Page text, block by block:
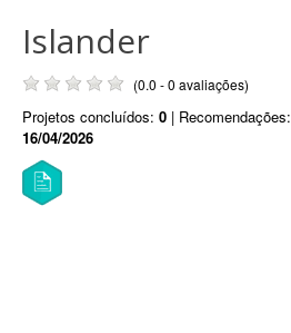
Islander
(0.0 - 0 avaliações)
Projetos concluídos: 0 | Recomendações:
16/04/2026